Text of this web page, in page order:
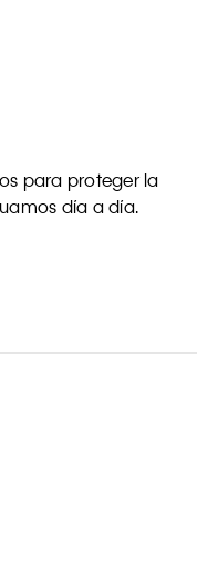
para proteger la
día a día.